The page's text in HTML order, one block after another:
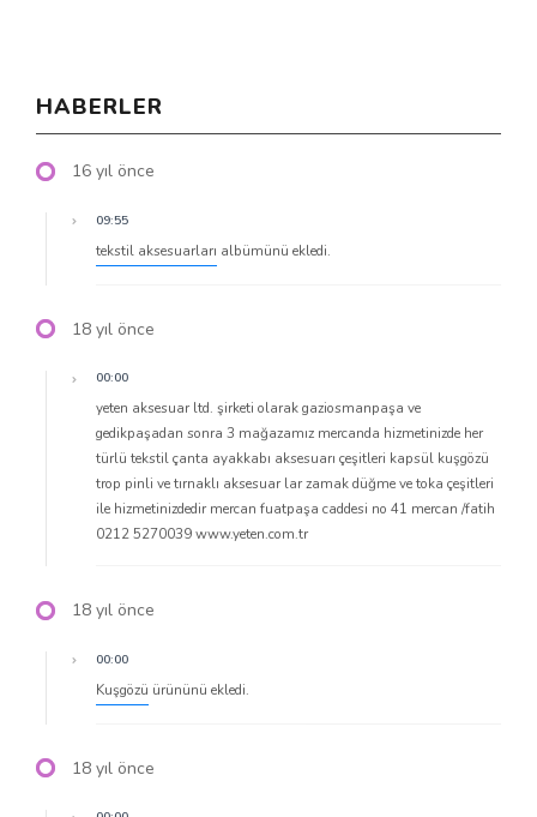
HABERLER
16 yıl önce
09:55
tekstil aksesuarları albümünü ekledi.
18 yıl önce
00:00
yeten aksesuar ltd. şirketi olarak gaziosmanpaşa ve
gedikpaşadan sonra 3 mağazamız mercanda hizmetinizde her
türlü tekstil çanta ayakkabı aksesuarı çeşitleri kapsül kuşgözü
trop pinli ve tırnaklı aksesuar lar zamak düğme ve toka çeşitleri
ile hizmetinizdedir mercan fuatpaşa caddesi no 41 mercan /fatih
0212 5270039 www.yeten.com.tr
18 yıl önce
00:00
Kuşgözü ürününü ekledi.
18 yıl önce